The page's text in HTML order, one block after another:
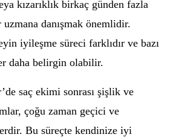
kızarıklık birkaç günden fazla
danışmak önemlidir.
iyileşme süreci farklıdır ve bazı
daha belirgin olabilir.
saç ekimi sonrası şişlik ve
çoğu zaman geçici ve
Bu süreçte kendinize iyi